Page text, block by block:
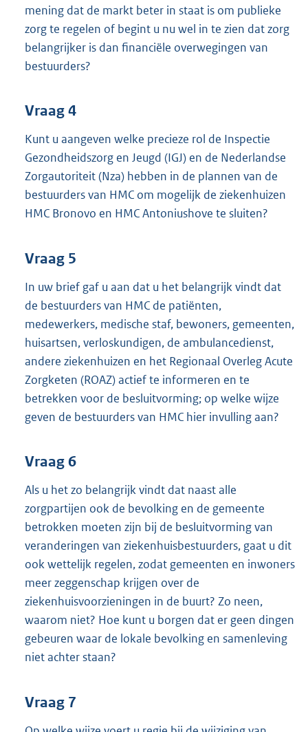
mening dat de markt beter in staat is om publieke
zorg te regelen of begint u nu wel in te zien dat zorg
belangrijker is dan financiële overwegingen van
bestuurders?
Vraag 4
Kunt u aangeven welke precieze rol de Inspectie
Gezondheidszorg en Jeugd (IGJ) en de Nederlandse
Zorgautoriteit (Nza) hebben in de plannen van de
bestuurders van HMC om mogelijk de ziekenhuizen
HMC Bronovo en HMC Antoniushove te sluiten?
Vraag 5
In uw brief gaf u aan dat u het belangrijk vindt dat
de bestuurders van HMC de patiënten,
medewerkers, medische staf, bewoners, gemeenten,
huisartsen, verloskundigen, de ambulancedienst,
andere ziekenhuizen en het Regionaal Overleg Acute
Zorgketen (ROAZ) actief te informeren en te
betrekken voor de besluitvorming; op welke wijze
geven de bestuurders van HMC hier invulling aan?
Vraag 6
Als u het zo belangrijk vindt dat naast alle
zorgpartijen ook de bevolking en de gemeente
betrokken moeten zijn bij de besluitvorming van
veranderingen van ziekenhuisbestuurders, gaat u dit
ook wettelijk regelen, zodat gemeenten en inwoners
meer zeggenschap krijgen over de
ziekenhuisvoorzieningen in de buurt? Zo neen,
waarom niet? Hoe kunt u borgen dat er geen dingen
gebeuren waar de lokale bevolking en samenleving
niet achter staan?
Vraag 7